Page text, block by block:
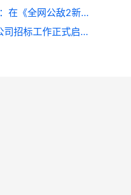
【游·见】专访Aluba Van+：在《全网公敌2新世界》中探寻AI与真相的边界
2026 ChinaJoy指定搭建公司招标工作正式启动 chinajoy安排